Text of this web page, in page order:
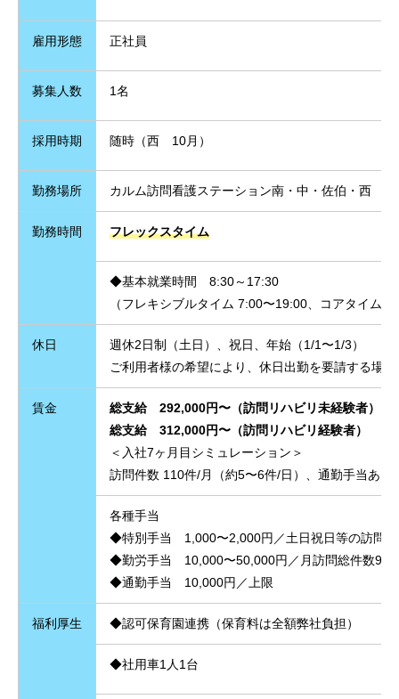
雇用形態 正社員
募集人数 1名
採用時期 随時（西 10月）
勤務場所 カルム訪問看護ステーション南・中・佐伯・西
勤務時間 フレックスタイム
◆基本就業時間 8:30～17:30
（フレキシブルタイム 7:00〜19:00、コアタイム
休日
週休2日制（土日）、祝日、年始（1/1〜1/3）
ご利用者様の希望により、休日出勤を要請する場
賃金
総支給 292,000円〜（訪問リハビリ未経験者）
総支給 312,000円〜（訪問リハビリ経験者）
＜入社7ヶ月目シミュレーション＞
訪問件数 110件/月（約5〜6件/日）、通勤手当あり
各種手当
◆特別手当 1,000〜2,000円／土日祝日等の訪問1
◆勤労手当 10,000〜50,000円／月訪問総件数90
◆通勤手当 10,000円／上限
福利厚生 ◆認可保育園連携（保育料は全額弊社負担）
◆社用車1人1台